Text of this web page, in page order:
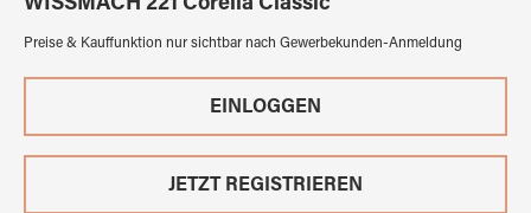
WISSMACH 221 Corella Classic
Preise & Kauffunktion nur sichtbar nach Gewerbekunden-Anmeldung
EINLOGGEN
JETZT REGISTRIEREN